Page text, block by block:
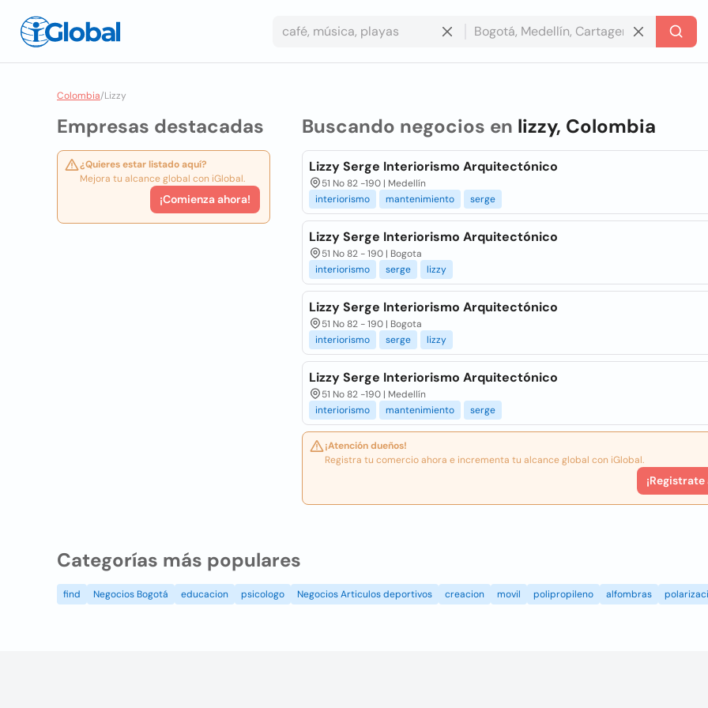
Colombia/Lizzy
Empresas destacadas
¿Quieres estar listado aquí?
Mejora tu alcance global con iGlobal.
¡Comienza ahora!
Buscando negocios en lizzy, Colombia
Lizzy Serge Interiorismo Arquitectónico
51 No 82 -190 | Medellín
interiorismo
mantenimiento serge
Lizzy Serge Interiorismo Arquitectónico
51 No 82 - 190 | Bogota
interiorismo
serge lizzy
Lizzy Serge Interiorismo Arquitectónico
51 No 82 - 190 | Bogota
interiorismo
serge lizzy
Lizzy Serge Interiorismo Arquitectónico
51 No 82 -190 | Medellín
interiorismo
mantenimiento serge
¡Atención dueños!
Registra tu comercio ahora e incrementa tu alcance global con iGlobal.
¡Registrate
Categorías más populares
find Negocios Bogotá educacion psicologo Negocios Articulos deportivos creacion movil polipropileno alfombras